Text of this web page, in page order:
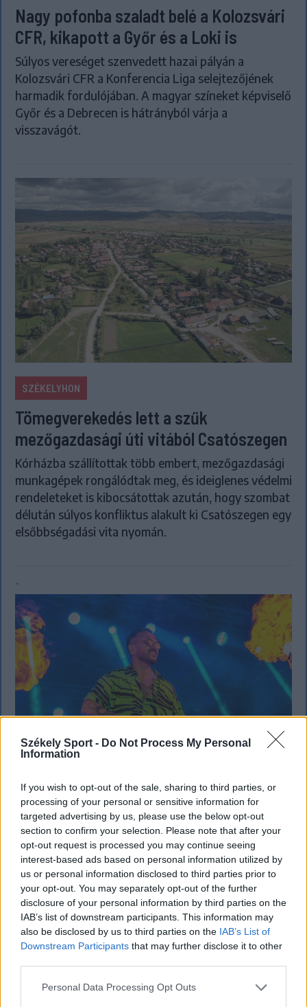
Székely Sport - Do Not Process My Personal
Information
If you wish to opt-out of the sale, sharing to third parties, or
processing of your personal or sensitive information for
targeted advertising by us, please use the below opt-out
section to confirm your selection. Please note that after your
opt-out request is processed you may continue seeing
interest-based ads based on personal information utilized by
us or personal information disclosed to third parties prior to
your opt-out. You may separately opt-out of the further
disclosure of your personal information by third parties on the
IAB’s list of downstream participants. This information may
also be disclosed by us to third parties on the IAB’s List of
Downstream Participants that may further disclose it to other
Personal Data Processing Opt Outs
Nagy pofonba szaladt belé a Kolozsvári
CFR, kikapott a Győr és a Loki is
Súlyos vereséget szenvedett hazai pályán a
Kolozsvári CFR a Konferencia Liga selejtezőjének
harmadik fordulójában. A magyar színeket képviselő
Győr és a Debrecen is hátrányból várja a
visszavágót.
SZÉKELYHON
Tömegverekedés lett a szűk
mezőgazdasági úti vitából Csatószegen
Kórházba szállítottak több embert, mezőgazdasági
munkagépek rongálódtak meg, és ideiglenes védelmi
rendeleteket is kibocsátottak azután, hogy szombat
délután súlyos konfliktus alakult ki Csatószegen egy
elsőbbségadási vita nyomán.
`
KRÓNIKA
Büntetőfeljelentést tett Majka ügyvédje
a romániai telefonszámról érkezett
fenyegetés miatt
Büntetőfeljelentést tett csütörtökön Majka
romániai jogi képviselője a sepsiszentgyörgyi Sic
Feszt fesztiválra tervezett koncert lemondását
kiváltó fenyegetés ügyében.